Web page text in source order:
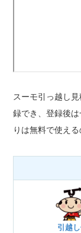
スーモ引っ越し
録でき、登録後
りは無料で使え
引越